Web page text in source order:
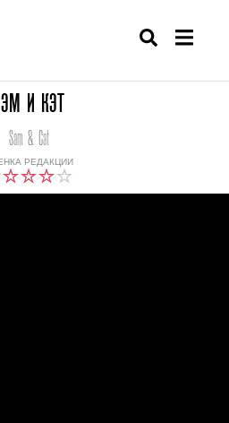
И КЭТ
РЕДАКЦИИ
Sam & Cat